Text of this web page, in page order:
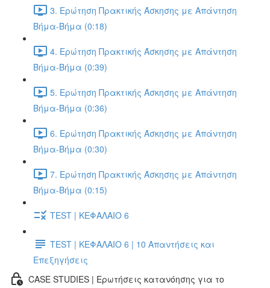
3. Ερώτηση Πρακτικής Άσκησης με Απάντηση
Βήμα-Βήμα (0:18)
4. Ερώτηση Πρακτικής Άσκησης με Απάντηση
Βήμα-Βήμα (0:39)
5. Ερώτηση Πρακτικής Άσκησης με Απάντηση
Βήμα-Βήμα (0:36)
6. Ερώτηση Πρακτικής Άσκησης με Απάντηση
Βήμα-Βήμα (0:30)
7. Ερώτηση Πρακτικής Άσκησης με Απάντηση
Βήμα-Βήμα (0:15)
TEST | ΚΕΦΑΛΑΙΟ 6
TEST | ΚΕΦΑΛΑΙΟ 6 | 10 Απαντήσεις και
Επεξηγήσεις
CASE STUDIES | Ερωτήσεις κατανόησης για το